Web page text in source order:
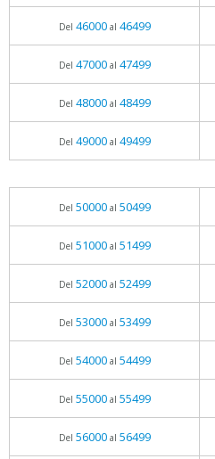
Del 46000al 46499
Del 47000al 47499
Del 48000al 48499
Del 49000al 49499
Del 50000al 50499
Del 51000al 51499
Del 52000al 52499
Del 53000al 53499
Del 54000al 54499
Del 55000al 55499
Del 56000al 56499